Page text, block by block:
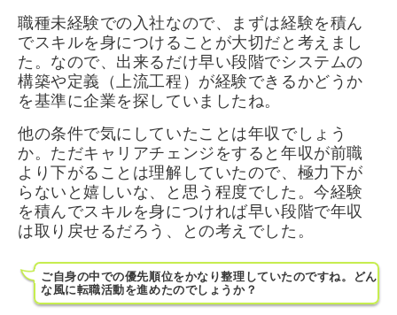
職種未経験での入社なので、まずは経験を積ん
でスキルを身につけることが大切だと考えまし
た。なので、出来るだけ早い段階でシステムの
構築や定義（上流工程）が経験できるかどうか
を基準に企業を探していましたね。
他の条件で気にしていたことは年収でしょう
か。ただキャリアチェンジをすると年収が前職
より下がることは理解していたので、極力下が
らないと嬉しいな、と思う程度でした。今経験
を積んでスキルを身につければ早い段階で年収
は取り戻せるだろう、との考えでした。
ご自身の中での優先順位をかなり整理していたのですね。どん
な風に転職活動を進めたのでしょうか？